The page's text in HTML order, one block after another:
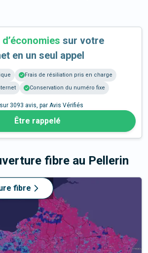
sur votre
en un seul appel
Frais de résiliation pris en charge
Conservation du numéro fixe
sur 3093 avis, par Avis Vérifiés
Être rappelé
fibre au Pellerin
fibre